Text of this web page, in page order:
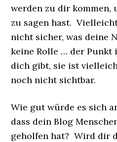
werden zu dir kommen,
zu sagen hast.
nicht sicher, was deine
keine Rolle … der Punkt
dich gibt, sie ist
noch nicht sichtbar.
Wie gut würde es sich
dass dein Blog
geholfen hat? Wird dir